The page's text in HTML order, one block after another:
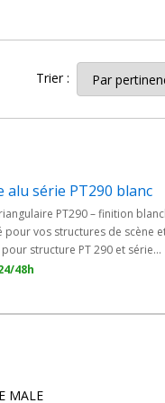
pour qui la
aux
ou de démonter
s, médiathèques ou
à faible hauteur
décisif, tant pour le
être nécessaires
Trier :
alu série PT290 blanc
PT290 – finition
vos structures de scène
structure PT 290 et série
- Finition blanche
48h
MALE